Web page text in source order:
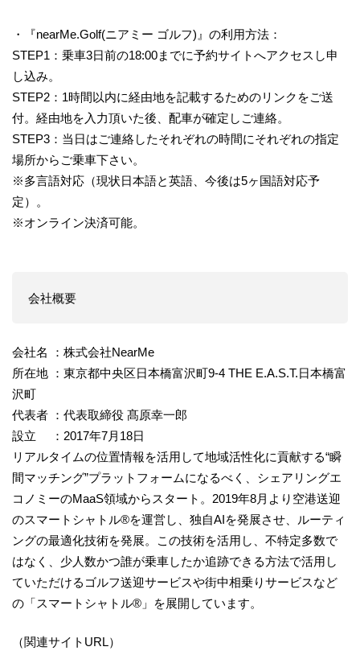
・『nearMe.Golf(ニアミー ゴルフ)』の利用方法：
STEP1：乗車3日前の18:00までに予約サイトへアクセスし申
し込み。
STEP2：1時間以内に経由地を記載するためのリンクをご送
付。経由地を入力頂いた後、配車が確定しご連絡。
STEP3：当日はご連絡したそれぞれの時間にそれぞれの指定
場所からご乗車下さい。
※多言語対応（現状日本語と英語、今後は5ヶ国語対応予
定）。
※オンライン決済可能。
会社概要
会社名 ：株式会社NearMe
所在地 ：東京都中央区日本橋富沢町9-4 THE E.A.S.T.日本橋富
沢町
代表者 ：代表取締役 髙原幸一郎
設立 ：2017年7月18日
リアルタイムの位置情報を活用して地域活性化に貢献する“瞬
間マッチング”プラットフォームになるべく、シェアリングエ
コノミーのMaaS領域からスタート。2019年8月より空港送迎
のスマートシャトル®︎を運営し、独自AIを発展させ、ルーティ
ングの最適化技術を発展。この技術を活用し、不特定多数で
はなく、少人数かつ誰が乗車したか追跡できる方法で活用し
ていただけるゴルフ送迎サービスや街中相乗りサービスなど
の「スマートシャトル®︎」を展開しています。
（関連サイトURL）